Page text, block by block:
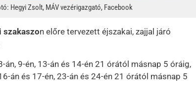
Hegyi Zsolt, MÁV vezérigazgató, Facebook
szakaszon előre tervezett éjszakai, zajjal járó
án, 9-én, 13-án és 14-én 21 órától másnap 5 óráig,
án és 17-én, 23-án és 24-én 21 órától másnap 5